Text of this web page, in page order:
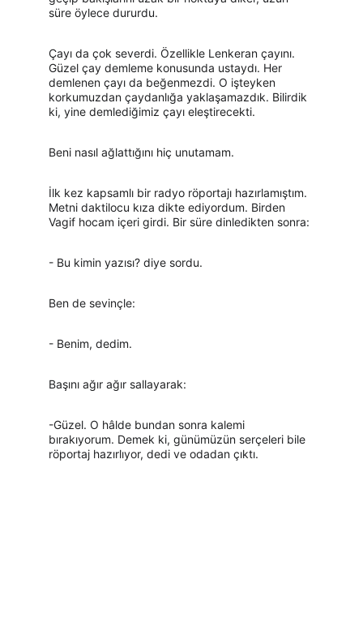
süre öylece dururdu.
Çayı da çok severdi. Özellikle Lenkeran çayını.
Güzel çay demleme konusunda ustaydı. Her
demlenen çayı da beğenmezdi. O işteyken
korkumuzdan çaydanlığa yaklaşamazdık. Bilirdik
ki, yine demlediğimiz çayı eleştirecekti.
Beni nasıl ağlattığını hiç unutamam.
İlk kez kapsamlı bir radyo röportajı hazırlamıştım.
Metni daktilocu kıza dikte ediyordum. Birden
Vagif hocam içeri girdi. Bir süre dinledikten sonra:
- Bu kimin yazısı? diye sordu.
Ben de sevinçle:
- Benim, dedim.
Başını ağır ağır sallayarak:
-Güzel. O hâlde bundan sonra kalemi
bırakıyorum. Demek ki, günümüzün serçeleri bile
röportaj hazırlıyor, dedi ve odadan çıktı.